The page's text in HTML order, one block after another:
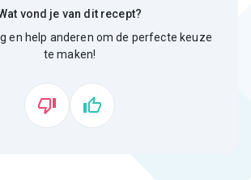
vond je van dit recept?
en help anderen om de perfecte keuze
te maken!